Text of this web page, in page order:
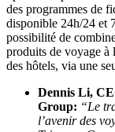
des programmes de
disponible 24h/24 et
possibilité de
produits de voyage à
des hôtels, via une
Dennis Li,
Group: “Le
l’avenir des